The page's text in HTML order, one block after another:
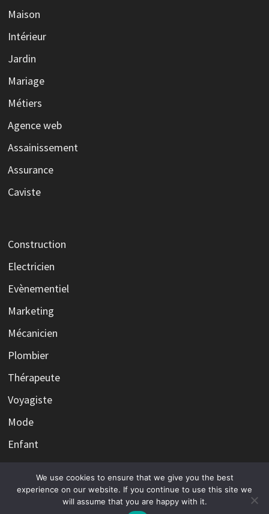
Maison
Intérieur
Jardin
Mariage
Métiers
Agence web
Assainissement
Assurance
Caviste
Construction
Electricien
Evènementiel
Marketing
Mécanicien
Plombier
Thérapeute
Voyagiste
Mode
Enfant
Copyright © 2026Le fantôme du web qui hante vos
We use cookies to ensure that we give you the best
experience on our website. If you continue to use this site we
will assume that you are happy with it.